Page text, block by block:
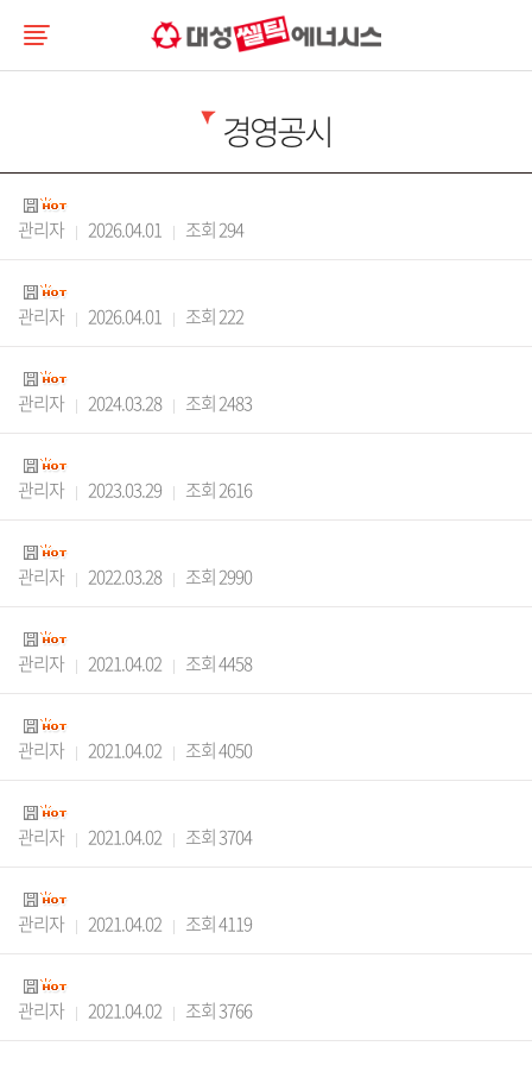
경영공시
관리자 2026.04.01 조회 294
관리자 2026.04.01 조회 222
관리자 2024.03.28 조회 2483
관리자 2023.03.29 조회 2616
관리자 2022.03.28 조회 2990
관리자 2021.04.02 조회 4458
관리자 2021.04.02 조회 4050
관리자 2021.04.02 조회 3704
관리자 2021.04.02 조회 4119
관리자 2021.04.02 조회 3766